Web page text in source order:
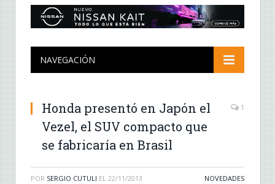
NAVEGACIÓN
Honda presentó en Japón el
Vezel, el SUV compacto que
se fabricaría en Brasil
1
POR SERGIO CUTULI EL 22/11/2013 NOVEDADES